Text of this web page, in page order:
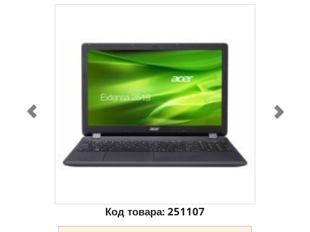
Код товара: 251107